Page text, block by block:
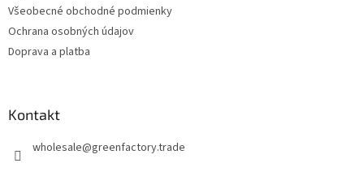
Všeobecné obchodné podmienky
Ochrana osobných údajov
Doprava a platba
Kontakt
wholesale@greenfactory.trade